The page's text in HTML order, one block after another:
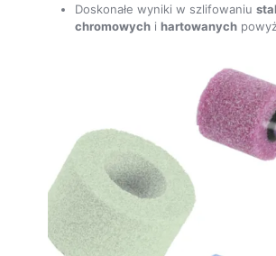
Doskonałe wyniki w szlifowaniu
chromowych i hartowanych